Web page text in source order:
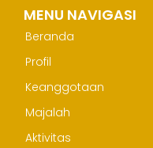
MENU NAVIGASI
Beranda
Profil
Keanggotaan
Majalah
Aktivitas